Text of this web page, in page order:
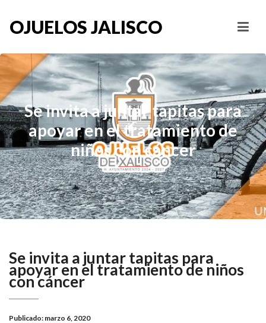
OJUELOS JALISCO
Se invita a juntar tapitas para
apoyar en el tratamiento de
niños con cáncer
Se invita a juntar tapitas para
apoyar en el tratamiento de niños
con cáncer
Publicado: marzo 6, 2020